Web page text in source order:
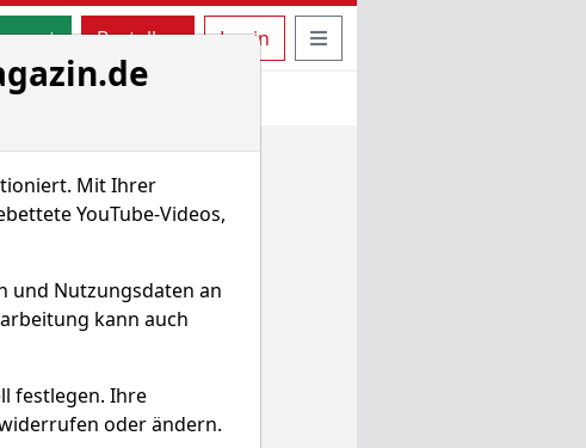
öffnen
Bestellen Login Seitennavigation öffnen
Mit Ihrer
YouTube-Videos,
und Nutzungsdaten an
kann auch
festlegen. Ihre
oder ändern.